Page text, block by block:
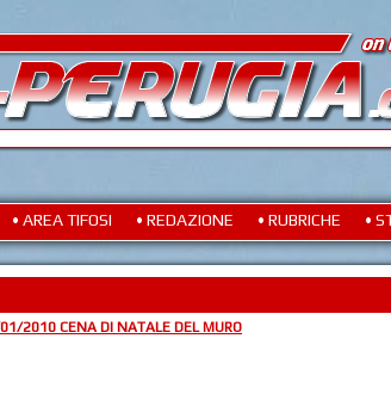
• AREA TIFOSI • REDAZIONE • RUBRICHE •
2010 CENA DI NATALE DEL MURO